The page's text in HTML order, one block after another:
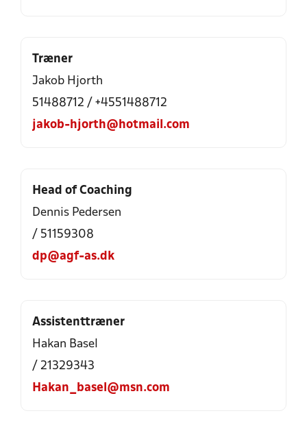
Træner
Jakob Hjorth
51488712 / +4551488712
jakob-hjorth@hotmail.com
Head of Coaching
Dennis Pedersen
/ 51159308
dp@agf-as.dk
Assistenttræner
Hakan Basel
/ 21329343
Hakan_basel@msn.com